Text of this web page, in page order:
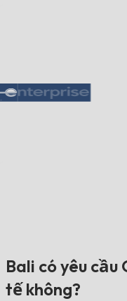
Bali có yêu
tế không?